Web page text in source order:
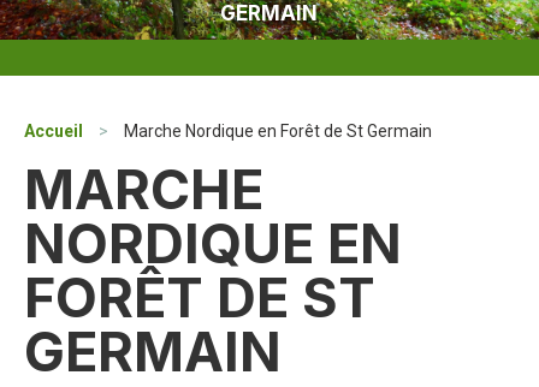
GERMAIN
Accueil > Marche Nordique en Forêt de St Germain
MARCHE
NORDIQUE EN
FORÊT DE ST
GERMAIN